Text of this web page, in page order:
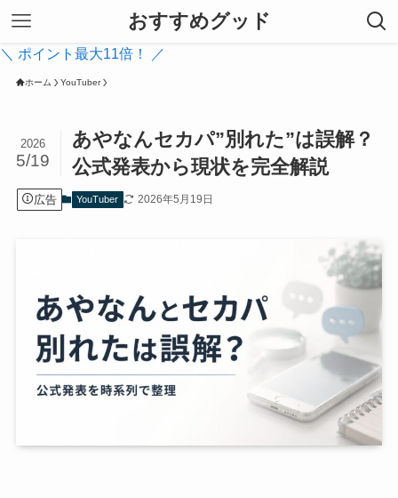
おすすめグッド
＼ ポイント最大11倍！ ／
ホーム YouTuber
あやなんセカパ”別れた”は誤解？
公式発表から現状を完全解説
2026
5/19
広告 YouTuber 2026年5月19日